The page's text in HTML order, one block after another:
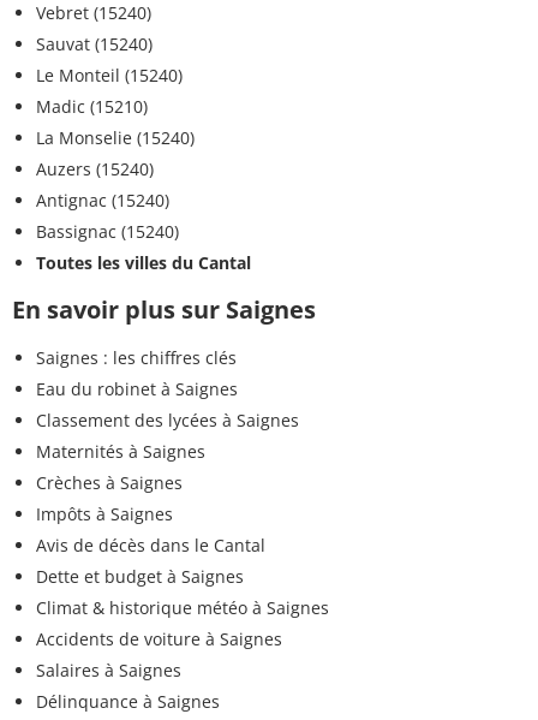
Vebret (15240)
Sauvat (15240)
Le Monteil (15240)
Madic (15210)
La Monselie (15240)
Auzers (15240)
Antignac (15240)
Bassignac (15240)
Toutes les villes du Cantal
En savoir plus sur Saignes
Saignes : les chiffres clés
Eau du robinet à Saignes
Classement des lycées à Saignes
Maternités à Saignes
Crèches à Saignes
Impôts à Saignes
Avis de décès dans le Cantal
Dette et budget à Saignes
Climat & historique météo à Saignes
Accidents de voiture à Saignes
Salaires à Saignes
Délinquance à Saignes